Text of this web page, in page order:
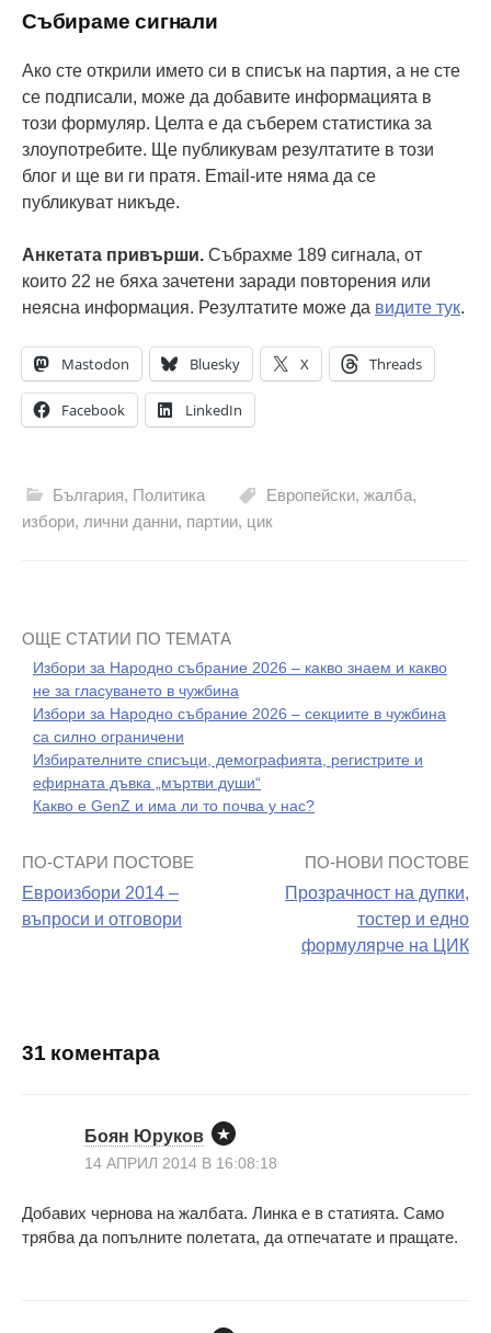
Събираме сигнали
Ако сте открили името си в списък на партия, а не сте
се подписали, може да добавите информацията в
този формуляр. Целта е да съберем статистика за
злоупотребите. Ще публикувам резултатите в този
блог и ще ви ги пратя. Email-ите няма да се
публикуват никъде.
Анкетата привърши. Събрахме 189 сигнала, от
които 22 не бяха зачетени заради повторения или
неясна информация. Резултатите може да видите тук.
Mastodon Bluesky X Threads
Facebook LinkedIn
България, Политика Европейски, жалба,
избори, лични данни, партии, цик
ОЩЕ СТАТИИ ПО ТЕМАТА
Избори за Народно събрание 2026 – какво знаем и какво
не за гласуването в чужбина
Избори за Народно събрание 2026 – секциите в чужбина
са силно ограничени
Избирателните списъци, демографията, регистрите и
ефирната дъвка „мъртви души“
Какво е GenZ и има ли то почва у нас?
Навигация
на
ПО-СТАРИ ПОСТОВЕ
Евроизбори 2014 –
въпроси и отговори
ПО-НОВИ ПОСТОВЕ
Прозрачност на дупки,
тостер и едно
формулярче на ЦИК
31 коментара
Боян Юруков
14 АПРИЛ 2014 В 16:08:18
Добавих чернова на жалбата. Линка е в статията. Само
трябва да попълните полетата, да отпечатате и пращате.